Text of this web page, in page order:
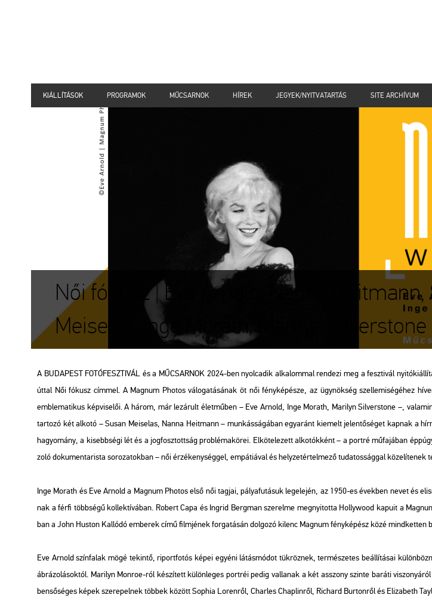
KIÁLLÍTÁSOK PROGRAMOK MŰCSARNOK HÍREK JEGYEK/NYITVATARTÁS SITE ARCHÍVUM
Női fókusz | Eve Arnold, Nanna Heitmann,
Meiselas, Inge Morath, Marilyn Silverstone
A BU­DA­PEST FO­TÓ­FESZ­TI­VÁL és a MŰ­CSAR­NOK 2024-ben nyol­ca­dik al­ka­lom­mal ren­de­zi meg a fesz­ti­vál
út­tal Női fó­kusz cím­mel. A Mag­num Pho­tos vá­lo­ga­tá­sá­nak öt női fény­ké­pé­sze, az ügy­nök­ség szel­le­mi­sé­gé­hez
emb­le­ma­ti­kus kép­vi­se­lői. A három, már le­zá­rult élet­mű­ben – Eve Ar­nold, Inge Mo­rath, Ma­ri­lyn Sil­vers­to­ne–,
tar­to­zó két al­ko­tó –Susan Mei­se­las, Nanna Heit­mann– mun­kás­sá­gá­ban egy­aránt ki­emelt je­len­tő­sé­get kap­nak a
ha­gyo­mány, a ki­sebb­sé­gi lét és a jog­fosz­tott­ság prob­lé­ma­kö­rei. El­kö­te­le­zett al­ko­tók­ként – a port­ré mű­fa­já­ban
zo­ló do­ku­men­ta­ris­ta so­ro­za­tok­ban – női ér­zé­keny­ség­gel, em­pá­ti­á­val és hely­zet­ér­tel­me­ző tu­da­tos­ság­gal kö­ze­lí­te­nek
Inge Mo­rath és Eve Ar­nold a Mag­num Pho­tos első női tag­jai, pá­lya­fu­tá­suk leg­ele­jén, az 1950-es évek­ben nevet és
nak a férfi több­sé­gű kol­lek­tí­vá­ban. Ro­bert Capa és Ing­rid Berg­man sze­rel­me meg­nyi­tot­ta Hol­ly­wood ka­pu­it a
ban a John Hus­ton Kal­ló­dó em­be­rekcímű film­jé­nek for­ga­tá­sán dol­go­zó ki­lenc Mag­num fény­ké­pész közé mind­ket­ten
Eve Ar­nold szín­fa­lak mögé te­kin­tő, ri­port­fo­tós képei egyé­ni lá­tás­mó­dot tük­röz­nek, ter­mé­sze­tes be­ál­lí­tá­sai
áb­rá­zo­lá­sok­tól. Ma­ri­lyn Mon­roe-ról ké­szí­tett kü­lön­le­ges port­réi pedig val­la­nak a két asszony szin­te ba­rá­ti
ben­ső­sé­ges képek sze­re­pel­nek töb­bek kö­zött So­phia Lo­ren­ről, Charles Chap­lin­ről, Ri­chard Bur­ton­ről és Eli­za­beth